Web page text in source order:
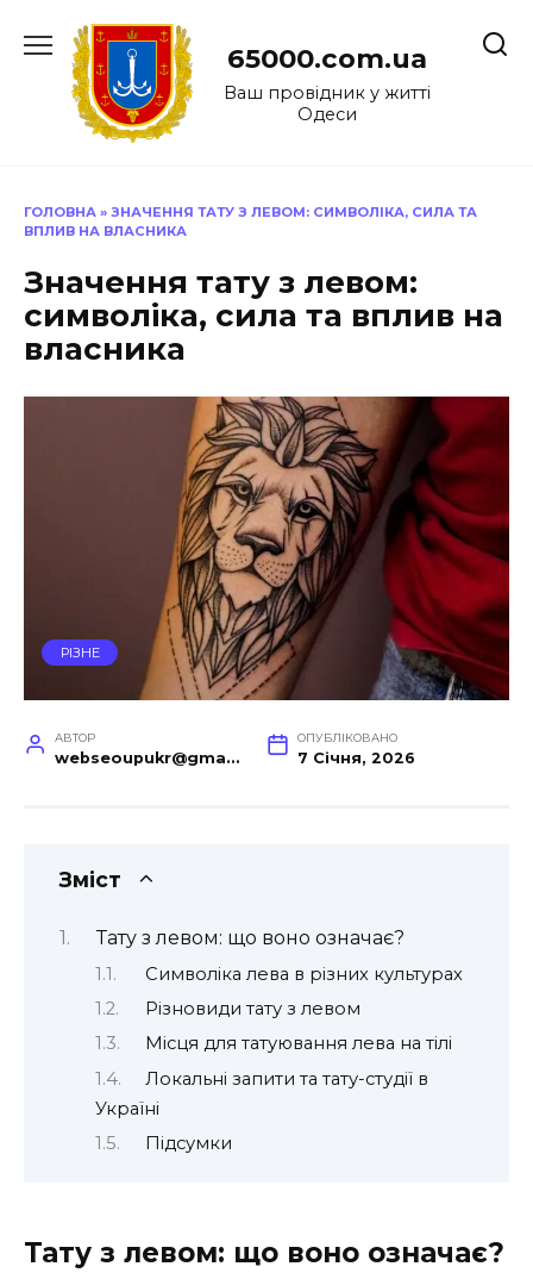
до
65000.com.ua
Ваш провідник у житті
Одеси
ГОЛОВНА » ЗНАЧЕННЯ ТАТУ З ЛЕВОМ: СИМВОЛІКА, СИЛА ТА
ВПЛИВ НА ВЛАСНИКА
Значення тату з левом:
символіка, сила та вплив на
власника
РІЗНЕ
АВТОР
webseoupukr@gmail.com
ОПУБЛІКОВАНО
7 Січня, 2026
Зміст
Тату з левом: що воно означає?
Символіка лева в різних культурах
Різновиди тату з левом
Місця для татуювання лева на тілі
Локальні запити та тату-студії в
Україні
Підсумки
Тату з левом: що воно означає?